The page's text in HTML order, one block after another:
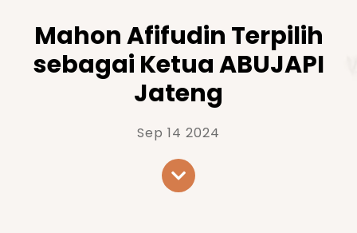
Mahon Afifudin Terpilih
sebagai Ketua ABUJAPI
Jateng
Sep 14 2024